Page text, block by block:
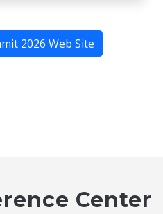
2026 Web Site
Center